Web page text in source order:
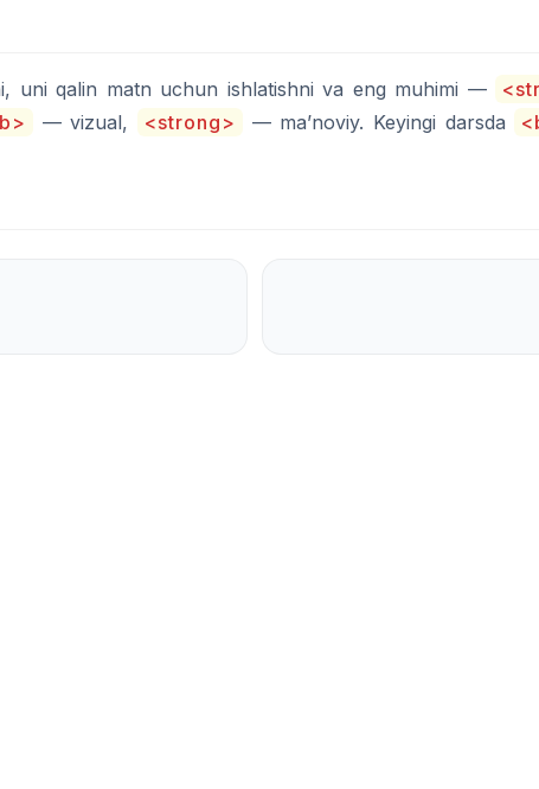
uni qalin matn uchun ishlatishni va eng muhimi —
— vizual, <strong> — ma’noviy. Keyingi darsda